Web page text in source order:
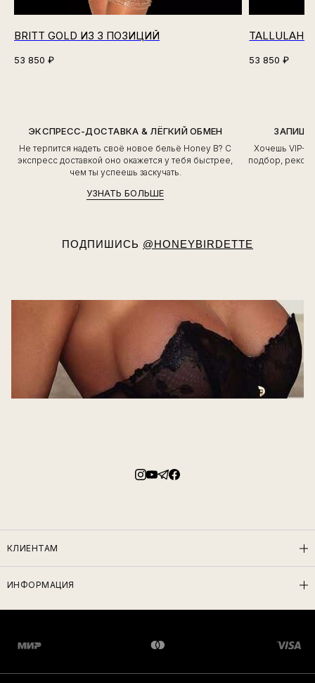
BRITT GOLD ИЗ 3 ПОЗИЦИЙ
53 850 ₽
TALLULAH
53 850 ₽
ЭКСПРЕСС-ДОСТАВКА & ЛЁГКИЙ ОБМЕН
Не терпится надеть своё новое бельё Honey B? С
экспресс доставкой оно окажется у тебя быстрее,
чем ты успеешь заскучать.
УЗНАТЬ БОЛЬШЕ
Хочешь VIP-
подбор,
ПОДПИШИСЬ @HONEYBIRDETTE
КЛИЕНТАМ
ИНФОРМАЦИЯ